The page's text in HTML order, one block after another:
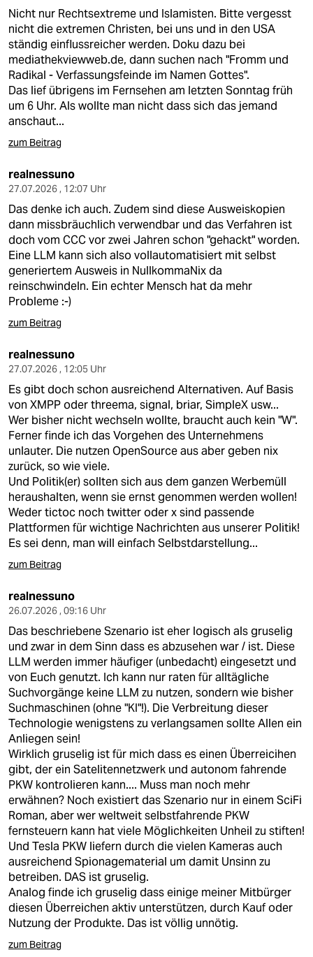
Nicht nur Rechtsextreme und Islamisten. Bitte vergesst
nicht die extremen Christen, bei uns und in den USA
ständig einflussreicher werden. Doku dazu bei
mediathekviewweb.de, dann suchen nach "Fromm und
Radikal - Verfassungsfeinde im Namen Gottes".
Das lief übrigens im Fernsehen am letzten Sonntag früh
um 6 Uhr. Als wollte man nicht dass sich das jemand
anschaut...
zum Beitrag
realnessuno
27.07.2026 , 12:07 Uhr
Das denke ich auch. Zudem sind diese Ausweiskopien
dann missbräuchlich verwendbar und das Verfahren ist
doch vom CCC vor zwei Jahren schon "gehackt" worden.
Eine LLM kann sich also vollautomatisiert mit selbst
generiertem Ausweis in NullkommaNix da
reinschwindeln. Ein echter Mensch hat da mehr
Probleme :-)
zum Beitrag
realnessuno
27.07.2026 , 12:05 Uhr
Es gibt doch schon ausreichend Alternativen. Auf Basis
von XMPP oder threema, signal, briar, SimpleX usw...
Wer bisher nicht wechseln wollte, braucht auch kein "W".
Ferner finde ich das Vorgehen des Unternehmens
unlauter. Die nutzen OpenSource aus aber geben nix
zurück, so wie viele.
Und Politik(er) sollten sich aus dem ganzen Werbemüll
heraushalten, wenn sie ernst genommen werden wollen!
Weder tictoc noch twitter oder x sind passende
Plattformen für wichtige Nachrichten aus unserer Politik!
Es sei denn, man will einfach Selbstdarstellung...
zum Beitrag
realnessuno
26.07.2026 , 09:16 Uhr
Das beschriebene Szenario ist eher logisch als gruselig
und zwar in dem Sinn dass es abzusehen war / ist. Diese
LLM werden immer häufiger (unbedacht) eingesetzt und
von Euch genutzt. Ich kann nur raten für alltägliche
Suchvorgänge keine LLM zu nutzen, sondern wie bisher
Suchmaschinen (ohne "KI"!). Die Verbreitung dieser
Technologie wenigstens zu verlangsamen sollte Allen ein
Anliegen sein!
Wirklich gruselig ist für mich dass es einen Überreicihen
gibt, der ein Satelitennetzwerk und autonom fahrende
PKW kontrolieren kann.... Muss man noch mehr
erwähnen? Noch existiert das Szenario nur in einem SciFi
Roman, aber wer weltweit selbstfahrende PKW
fernsteuern kann hat viele Möglichkeiten Unheil zu stiften!
Und Tesla PKW liefern durch die vielen Kameras auch
ausreichend Spionagematerial um damit Unsinn zu
betreiben. DAS ist gruselig.
Analog finde ich gruselig dass einige meiner Mitbürger
diesen Überreichen aktiv unterstützen, durch Kauf oder
Nutzung der Produkte. Das ist völlig unnötig.
zum Beitrag